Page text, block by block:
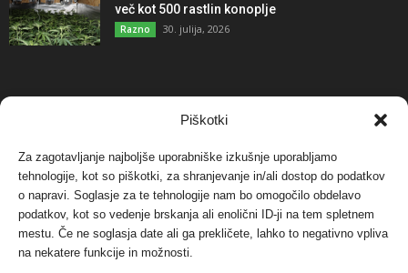
Piškotki
Za zagotavljanje najboljše uporabniške izkušnje uporabljamo
tehnologije, kot so piškotki, za shranjevanje in/ali dostop do podatkov
o napravi. Soglasje za te tehnologije nam bo omogočilo obdelavo
podatkov, kot so vedenje brskanja ali enolični ID-ji na tem spletnem
mestu. Če ne soglasja date ali ga prekličete, lahko to negativno vpliva
na nekatere funkcije in možnosti.
več kot 500 rastlin konoplje
Razno 30. julija, 2026
NAJBOLJ KOMENTIRANO
Protest proti vetrnim elektrarnam na Ojstrici, v
svetu pa vedno bolj...
Dogodki 12. maja, 2017
Tožilstvo v Celovcu v korist elektrarnam
Verbund